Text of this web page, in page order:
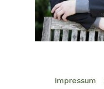
Impressum